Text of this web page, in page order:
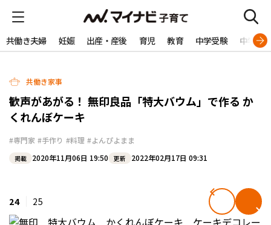
共働き夫婦 妊娠 出産・産後 育児 教育 中学受験 中学生
共働き家事
歓声があがる！ 無印良品「特大バウム」で作る か
くれんぼケーキ
#専門家 #手作り #料理 #よんぴよまま
掲載 2020年11月06日 19:50 更新 2022年02月17日 09:31
24 25